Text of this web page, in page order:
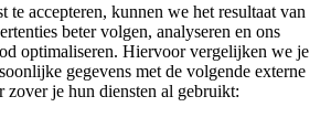
te accepteren, kunnen we het resultaat van
beter volgen, analyseren en ons
optimaliseren. Hiervoor vergelijken we je
gegevens met de volgende externe
zover je hun diensten al gebruikt: